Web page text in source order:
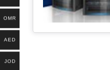
OMR
AED
JOD